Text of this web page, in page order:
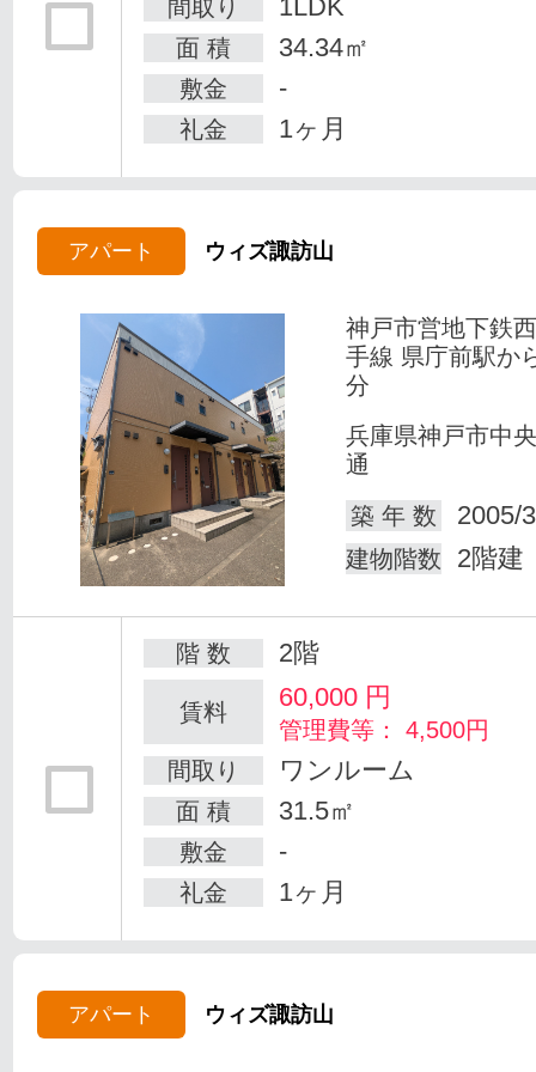
間取り 1LDK
面 積 34.34㎡
敷金 -
礼金 1ヶ月
アパート ウィズ諏訪山
神戸市営地下鉄
手線 県庁前駅か
分
兵庫県神戸市中
通
築 年 数
2005/
建物階数 2階建
階 数 2階
賃料 60,000 円
管理費等： 4,500円
間取り
ワンルーム
面 積 31.5㎡
敷金 -
礼金 1ヶ月
アパート ウィズ諏訪山